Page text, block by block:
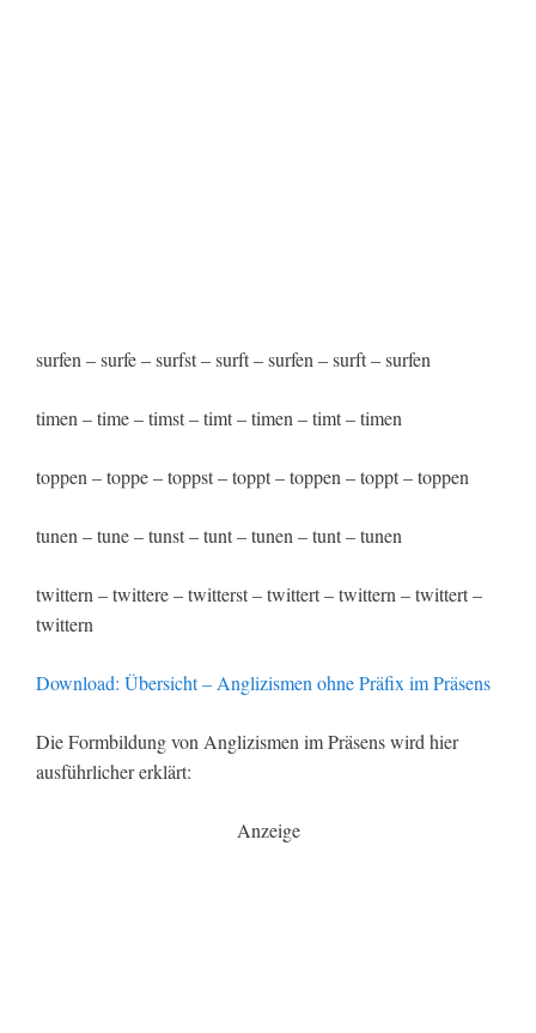
surfen – surfe – surfst – surft – surfen – surft – surfen
timen – time – timst – timt – timen – timt – timen
toppen – toppe – toppst – toppt – toppen – toppt – toppen
tunen – tune – tunst – tunt – tunen – tunt – tunen
twittern – twittere – twitterst – twittert – twittern – twittert –
twittern
Download: Übersicht – Anglizismen ohne Präfix im Präsens
Die Formbildung von Anglizismen im Präsens wird hier
ausführlicher erklärt:
Anzeige